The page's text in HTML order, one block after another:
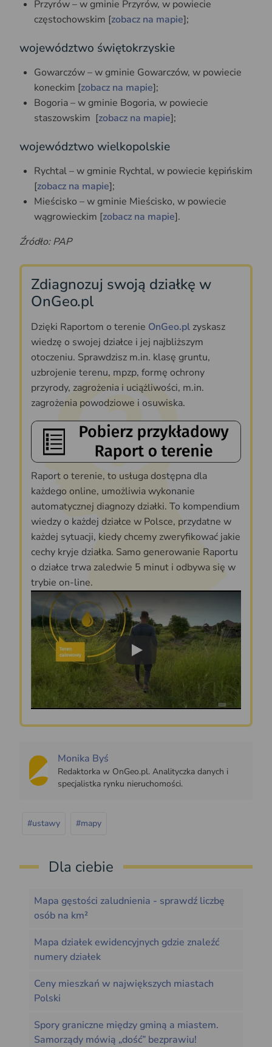
Przyrów – w gminie Przyrów, w powiecie
częstochowskim [zobacz na mapie];
województwo świętokrzyskie
Gowarczów – w gminie Gowarczów, w powiecie
koneckim [zobacz na mapie];
Bogoria – w gminie Bogoria, w powiecie
staszowskim [zobacz na mapie];
województwo wielkopolskie
Rychtal – w gminie Rychtal, w powiecie kępińskim
[zobacz na mapie];
Mieścisko – w gminie Mieścisko, w powiecie
wągrowieckim [zobacz na mapie].
Źródło: PAP
Zdiagnozuj swoją działkę w
OnGeo.pl
Dzięki Raportom o terenie OnGeo.pl zyskasz
wiedzę o swojej działce i jej najbliższym
otoczeniu. Sprawdzisz m.in. klasę gruntu,
uzbrojenie terenu, mpzp, formę ochrony
przyrody, zagrożenia i uciążliwości, m.in.
zagrożenia powodziowe i osuwiska.
Raport o terenie, to usługa dostępna dla
każdego online, umożliwia wykonanie
automatycznej diagnozy działki. To kompendium
wiedzy o każdej działce w Polsce, przydatne w
każdej sytuacji, kiedy chcemy zweryfikować jakie
cechy kryje działka. Samo generowanie Raportu
o działce trwa zaledwie 5 minut i odbywa się w
trybie on-line.
Play
Monika Byś
Redaktorka w OnGeo.pl. Analityczka danych i
specjalistka rynku nieruchomości.
#ustawy #mapy
Dla ciebie
Mapa gęstości zaludnienia - sprawdź liczbę
osób na km²
Mapa działek ewidencyjnych gdzie znaleźć
numery działek
Ceny mieszkań w największych miastach
Polski
Spory graniczne między gminą a miastem.
Samorządy mówią „dość” bezprawiu!